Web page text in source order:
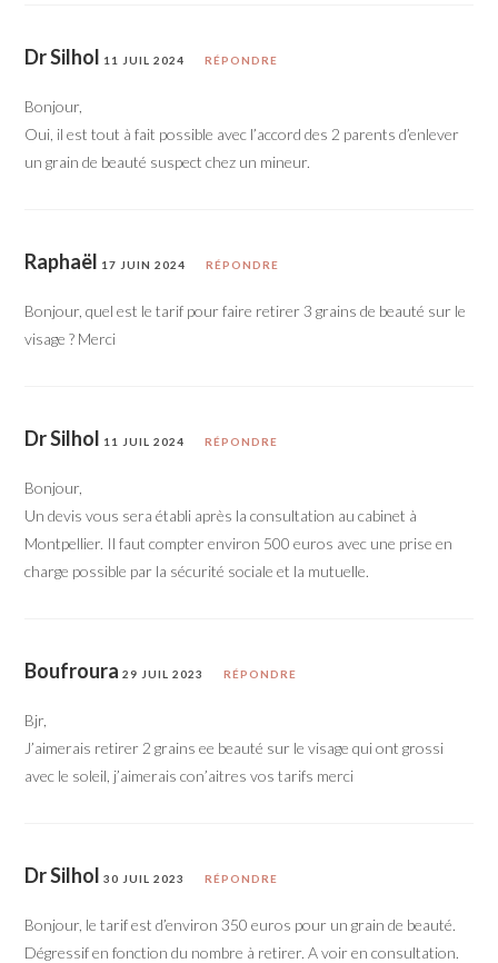
Dr Silhol 11 JUIL 2024 RÉPONDRE
Bonjour,
Oui, il est tout à fait possible avec l’accord des 2 parents d’enlever
un grain de beauté suspect chez un mineur.
Raphaël 17 JUIN 2024 RÉPONDRE
Bonjour, quel est le tarif pour faire retirer 3 grains de beauté sur le
visage ? Merci
Dr Silhol 11 JUIL 2024 RÉPONDRE
Bonjour,
Un devis vous sera établi après la consultation au cabinet à
Montpellier. Il faut compter environ 500 euros avec une prise en
charge possible par la sécurité sociale et la mutuelle.
Boufroura 29 JUIL 2023 RÉPONDRE
Bjr,
J’aimerais retirer 2 grains ee beauté sur le visage qui ont grossi
avec le soleil, j’aimerais con’aitres vos tarifs merci
Dr Silhol 30 JUIL 2023 RÉPONDRE
Bonjour, le tarif est d’environ 350 euros pour un grain de beauté.
Dégressif en fonction du nombre à retirer. A voir en consultation.